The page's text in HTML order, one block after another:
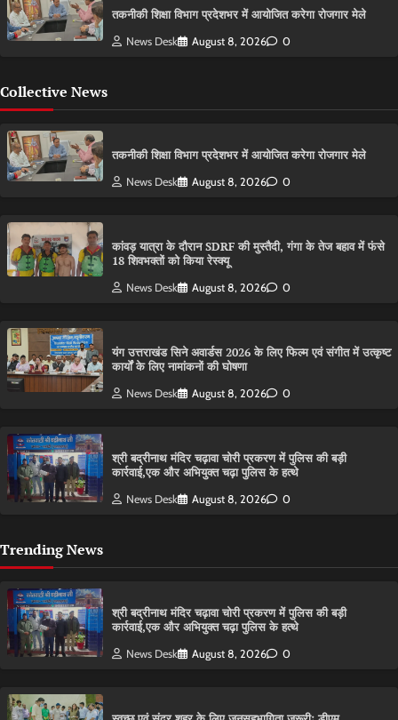
तकनीकी शिक्षा विभाग प्रदेशभर में आयोजित करेगा रोजगार मेले
News Desk August 8, 2026 0
Collective News
तकनीकी शिक्षा विभाग प्रदेशभर में आयोजित करेगा रोजगार मेले
News Desk August 8, 2026 0
कांवड़ यात्रा के दौरान SDRF की मुस्तैदी, गंगा के तेज बहाव में फंसे
18 शिवभक्तों को किया रेस्क्यू
News Desk August 8, 2026 0
यंग उत्तराखंड सिने अवार्डस 2026 के लिए फिल्म एवं संगीत में उत्कृष्ट
कार्यों के लिए नामांकनों की घोषणा
News Desk August 8, 2026 0
श्री बद्रीनाथ मंदिर चढ़ावा चोरी प्रकरण में पुलिस की बड़ी
कार्रवाई,एक और अभियुक्त चढ़ा पुलिस के हत्थे
News Desk August 8, 2026 0
Trending News
श्री बद्रीनाथ मंदिर चढ़ावा चोरी प्रकरण में पुलिस की बड़ी
कार्रवाई,एक और अभियुक्त चढ़ा पुलिस के हत्थे
News Desk August 8, 2026 0